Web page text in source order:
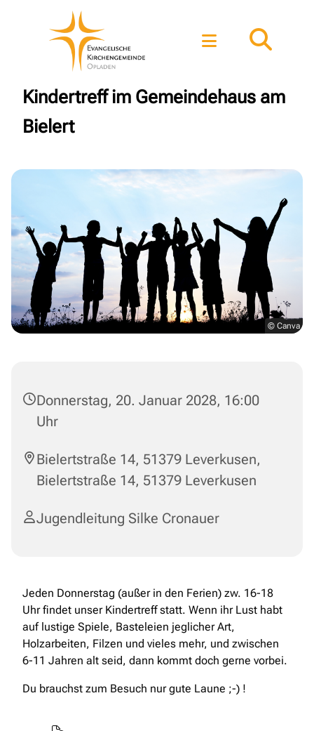
Kindertreff im Gemeindehaus am
Bielert
© Canva
Donnerstag, 20. Januar 2028, 16:00
Uhr
Bielertstraße 14, 51379 Leverkusen,
Bielertstraße 14, 51379 Leverkusen
Jugendleitung Silke Cronauer
Jeden Donnerstag (außer in den Ferien) zw. 16-18
Uhr findet unser Kindertreff statt. Wenn ihr Lust habt
auf lustige Spiele, Basteleien jeglicher Art,
Holzarbeiten, Filzen und vieles mehr, und zwischen
6-11 Jahren alt seid, dann kommt doch gerne vorbei.
Du brauchst zum Besuch nur gute Laune ;-) !